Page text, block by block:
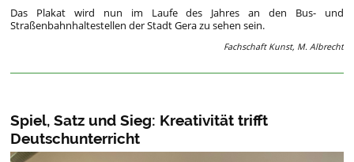
Das Plakat wird nun im Laufe des Jahres an den Bus- und
Straßenbahnhaltestellen der Stadt Gera zu sehen sein.
Fachschaft Kunst, M. Albrecht
Spiel, Satz und Sieg: Kreativität trifft
Deutschunterricht